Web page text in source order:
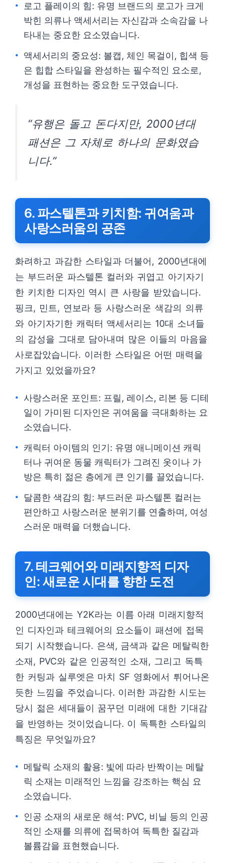
로고 플레이의 힘: 유명 브랜드의 로고가 크게
박힌 의류나 액세서리는 자신감과 소속감을 나
타내는 중요한 요소였습니다.
액세서리의 중요성: 볼캡, 체인 목걸이, 힙색 등
은 힙합 스타일을 완성하는 필수적인 요소로,
개성을 표현하는 중요한 도구였습니다.
“유행은 돌고 돈다지만, 2000년대
패션은 그 자체로 하나의 문화였습
니다.”
6. 파스텔톤과 키치함: 귀여움과
사랑스러움의 공존
화려하고 과감한 스타일과 더불어, 2000년대에
는 부드러운 파스텔톤 컬러와 귀엽고 아기자기
한 키치한 디자인 역시 큰 사랑을 받았습니다.
핑크, 민트, 연보라 등 사랑스러운 색감의 의류
와 아기자기한 캐릭터 액세서리는 10대 소녀들
의 감성을 그대로 담아내며 많은 이들의 마음을
사로잡았습니다. 이러한 스타일은 어떤 매력을
가지고 있었을까요?
사랑스러운 포인트: 프릴, 레이스, 리본 등 디테
일이 가미된 디자인은 귀여움을 극대화하는 요
소였습니다.
캐릭터 아이템의 인기: 유명 애니메이션 캐릭
터나 귀여운 동물 캐릭터가 그려진 옷이나 가
방은 특히 젊은 층에게 큰 인기를 끌었습니다.
달콤한 색감의 힘: 부드러운 파스텔톤 컬러는
편안하고 사랑스러운 분위기를 연출하며, 여성
스러운 매력을 더했습니다.
7. 테크웨어와 미래지향적 디자
인: 새로운 시대를 향한 도전
2000년대에는 Y2K라는 이름 아래 미래지향적
인 디자인과 테크웨어의 요소들이 패션에 접목
되기 시작했습니다. 은색, 금색과 같은 메탈릭한
소재, PVC와 같은 인공적인 소재, 그리고 독특
한 커팅과 실루엣은 마치 SF 영화에서 튀어나온
듯한 느낌을 주었습니다. 이러한 과감한 시도는
당시 젊은 세대들이 꿈꾸던 미래에 대한 기대감
을 반영하는 것이었습니다. 이 독특한 스타일의
특징은 무엇일까요?
메탈릭 소재의 활용: 빛에 따라 반짝이는 메탈
릭 소재는 미래적인 느낌을 강조하는 핵심 요
소였습니다.
인공 소재의 새로운 해석: PVC, 비닐 등의 인공
적인 소재를 의류에 접목하여 독특한 질감과
볼륨감을 표현했습니다.